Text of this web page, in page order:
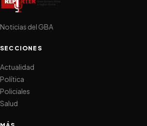
Noticias del GBA
SECCIONES
Actualidad
Política
Policiales
Salud